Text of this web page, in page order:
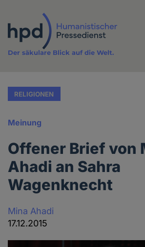
Inhalt
Der säkulare Blick auf die Welt.
RELIGIONEN
Meinung
Offener Brief von
Ahadi an Sahra
Wagenknecht
Mina Ahadi
17.12.2015